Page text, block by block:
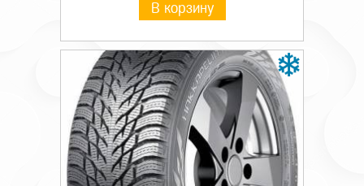
Индекс нагрузки 154/149
Индекс скорости K
В корзину